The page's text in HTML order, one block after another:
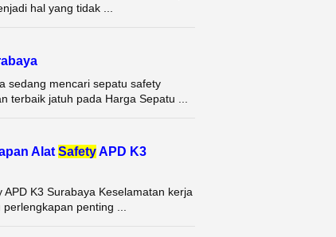
hal yang tidak ...
sedang mencari sepatu safety
terbaik jatuh pada Harga Sepatu ...
Alat SafetyAPD K3
K3 Surabaya Keselamatan kerja
penting ...